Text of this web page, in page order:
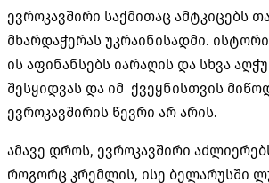
ევროკავშირი საქმითაც ამტკიცებს
მხარდაჭერას უკრაინისადმი.
ის აფინანსებს იარაღის და სხვა
შესყიდვას და იმ ქვეყნისთვის
ევროკავშირის წევრი არ არის.
ამავე დროს, ევროკავშირი
როგორც კრემლის, ისე ბელარუსში